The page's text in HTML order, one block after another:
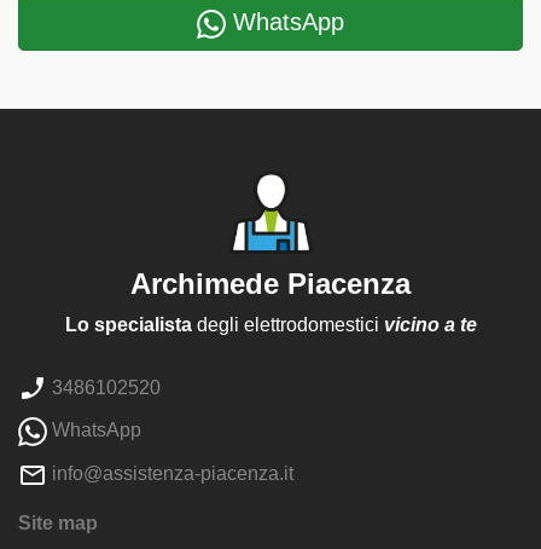
WhatsApp
Archimede Piacenza
Lo specialistadegli elettrodomestici vicino a te
3486102520
WhatsApp
info@assistenza-piacenza.it
Site map